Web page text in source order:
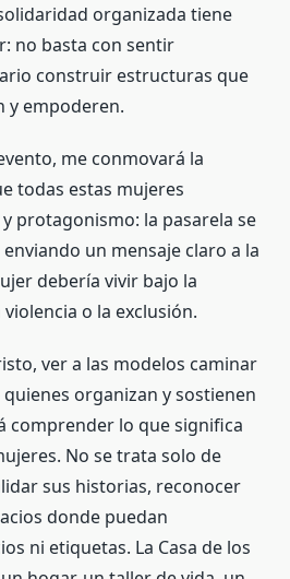
organizada tiene
no basta con sentir
construir estructuras que
y empoderen.
me conmovará la
todas estas mujeres
protagonismo: la pasarela se
un mensaje claro a la
debería vivir bajo la
o la exclusión.
ver a las modelos caminar
organizan y sostienen
comprender lo que significa
No se trata solo de
sus historias, reconocer
donde puedan
ni etiquetas. La Casa de los